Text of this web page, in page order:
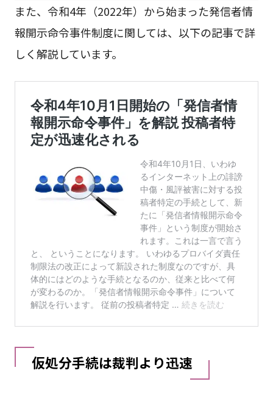
また、令和4年（2022年）から始まった発信者情
報開示命令事件制度に関しては、以下の記事で詳
しく解説しています。
仮処分手続は裁判より迅速